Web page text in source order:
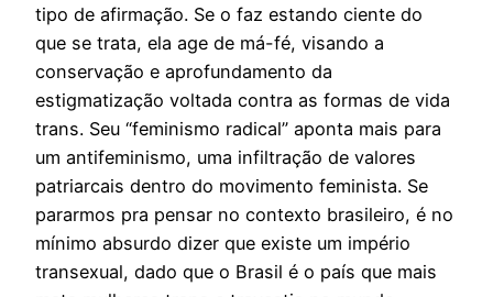
tipo de afirmação. Se o faz estando ciente do
que se trata, ela age de má-fé, visando a
conservação e aprofundamento da
estigmatização voltada contra as formas de vida
trans. Seu “feminismo radical” aponta mais para
um antifeminismo, uma infiltração de valores
patriarcais dentro do movimento feminista. Se
pararmos pra pensar no contexto brasileiro, é no
mínimo absurdo dizer que existe um império
transexual, dado que o Brasil é o país que mais